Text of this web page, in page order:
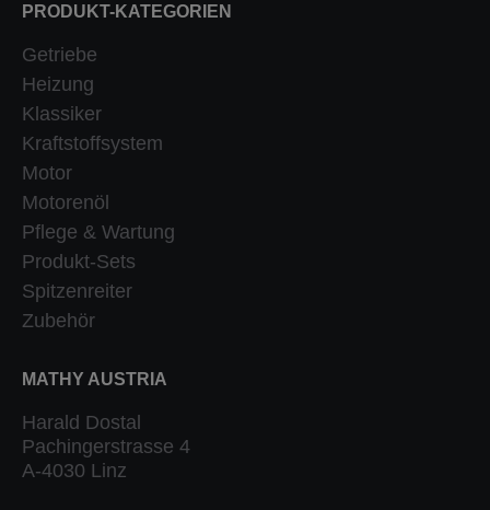
PRODUKT-KATEGORIEN
Getriebe
Heizung
Klassiker
Kraftstoffsystem
Motor
Motorenöl
Pflege & Wartung
Produkt-Sets
Spitzenreiter
Zubehör
MATHY AUSTRIA
Harald Dostal
Pachingerstrasse 4
A-4030 Linz